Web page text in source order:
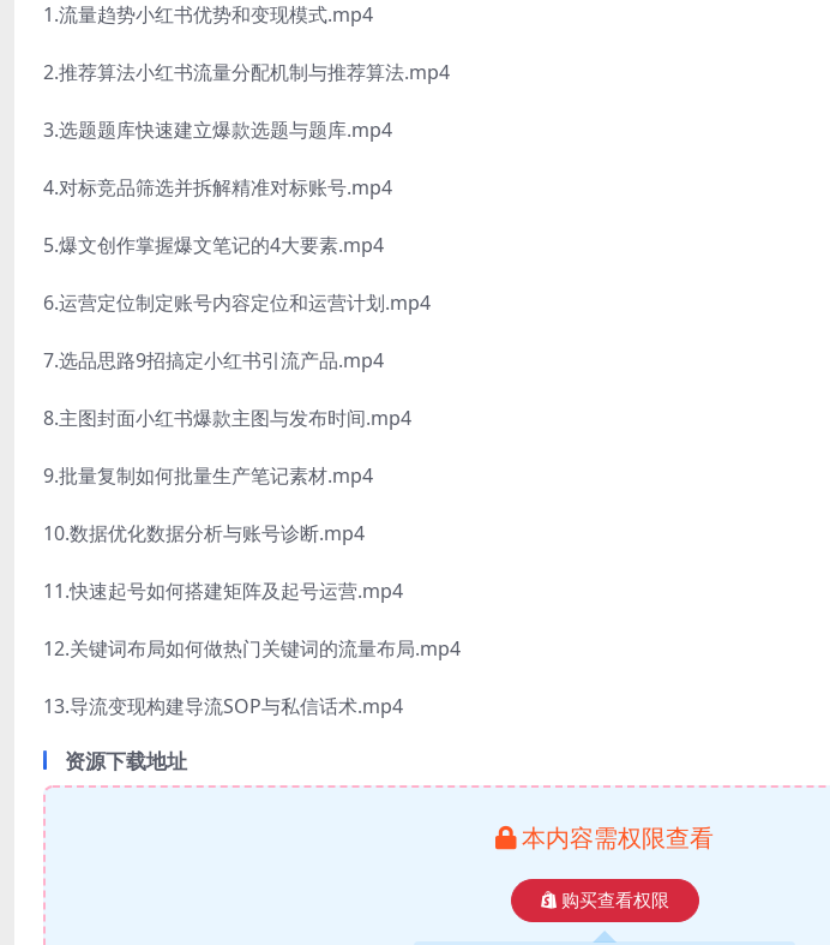
1.流量趋势小红书优势和变现模式.mp4
2.推荐算法小红书流量分配机制与推荐算法.mp4
3.选题题库快速建立爆款选题与题库.mp4
4.对标竞品筛选并拆解精准对标账号.mp4
5.爆文创作掌握爆文笔记的4大要素.mp4
6.运营定位制定账号内容定位和运营计划.mp4
7.选品思路9招搞定小红书引流产品.mp4
8.主图封面小红书爆款主图与发布时间.mp4
9.批量复制如何批量生产笔记素材.mp4
10.数据优化数据分析与账号诊断.mp4
11.快速起号如何搭建矩阵及起号运营.mp4
12.关键词布局如何做热门关键词的流量布局.mp4
13.导流变现构建导流SOP与私信话术.mp4
资源下载地址
本内容需权限查看
购买查看权限